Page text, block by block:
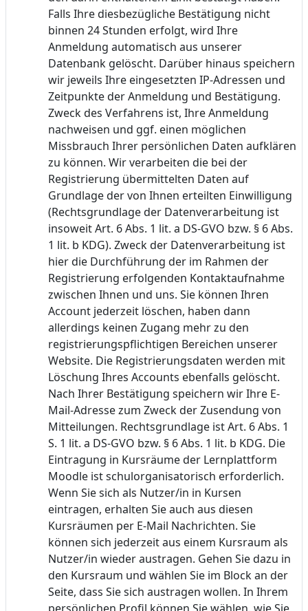
Falls Ihre diesbezügliche Bestätigung nicht
binnen 24 Stunden erfolgt, wird Ihre
Anmeldung automatisch aus unserer
Datenbank gelöscht. Darüber hinaus speichern
wir jeweils Ihre eingesetzten IP-Adressen und
Zeitpunkte der Anmeldung und Bestätigung.
Zweck des Verfahrens ist, Ihre Anmeldung
nachweisen und ggf. einen möglichen
Missbrauch Ihrer persönlichen Daten aufklären
zu können. Wir verarbeiten die bei der
Registrierung übermittelten Daten auf
Grundlage der von Ihnen erteilten Einwilligung
(Rechtsgrundlage der Datenverarbeitung ist
insoweit Art. 6 Abs. 1 lit. a DS-GVO bzw. § 6 Abs.
1 lit. b KDG). Zweck der Datenverarbeitung ist
hier die Durchführung der im Rahmen der
Registrierung erfolgenden Kontaktaufnahme
zwischen Ihnen und uns. Sie können Ihren
Account jederzeit löschen, haben dann
allerdings keinen Zugang mehr zu den
registrierungspflichtigen Bereichen unserer
Website. Die Registrierungsdaten werden mit
Löschung Ihres Accounts ebenfalls gelöscht.
Nach Ihrer Bestätigung speichern wir Ihre E-
Mail-Adresse zum Zweck der Zusendung von
Mitteilungen. Rechtsgrundlage ist Art. 6 Abs. 1
S. 1 lit. a DS-GVO bzw. § 6 Abs. 1 lit. b KDG. Die
Eintragung in Kursräume der Lernplattform
Moodle ist schulorganisatorisch erforderlich.
Wenn Sie sich als Nutzer/in in Kursen
eintragen, erhalten Sie auch aus diesen
Kursräumen per E-Mail Nachrichten. Sie
können sich jederzeit aus einem Kursraum als
Nutzer/in wieder austragen. Gehen Sie dazu in
den Kursraum und wählen Sie im Block an der
Seite, dass Sie sich austragen wollen. In Ihrem